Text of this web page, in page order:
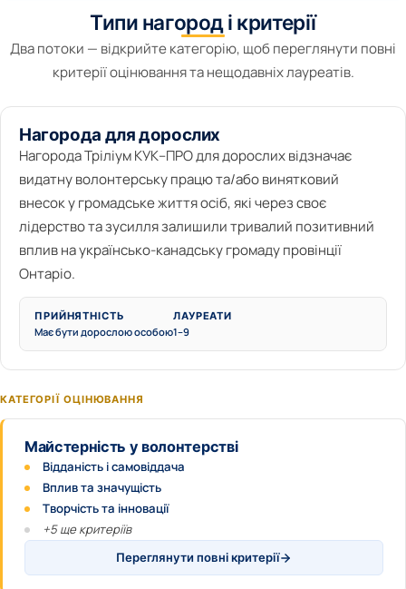
Типи нагород і критерії
Два потоки — відкрийте категорію, щоб переглянути повні
критерії оцінювання та нещодавніх лауреатів.
Нагорода для дорослих
Нагорода Тріліум КУК–ПРО для дорослих відзначає
видатну волонтерську працю та/або винятковий
внесок у громадське життя осіб, які через своє
лідерство та зусилля залишили тривалий позитивний
вплив на українсько-канадську громаду провінції
Онтаріо.
ПРИЙНЯТНІСТЬ
Має бути дорослою особою
ЛАУРЕАТИ
1–9
КАТЕГОРІЇ ОЦІНЮВАННЯ
Майстерність у волонтерстві
Відданість і самовіддача
Вплив та значущість
Творчість та інновації
+5 ще критеріїв
Переглянути повні критерії